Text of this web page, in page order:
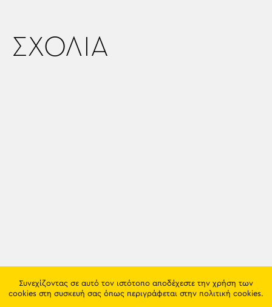
ΣΧΟΛΙΑ
Συνεχίζοντας σε αυτό τον ιστότοπο αποδέχεστε την χρήση των
cookies στη συσκευή σας όπως περιγράφεται στην πολιτική cookies.